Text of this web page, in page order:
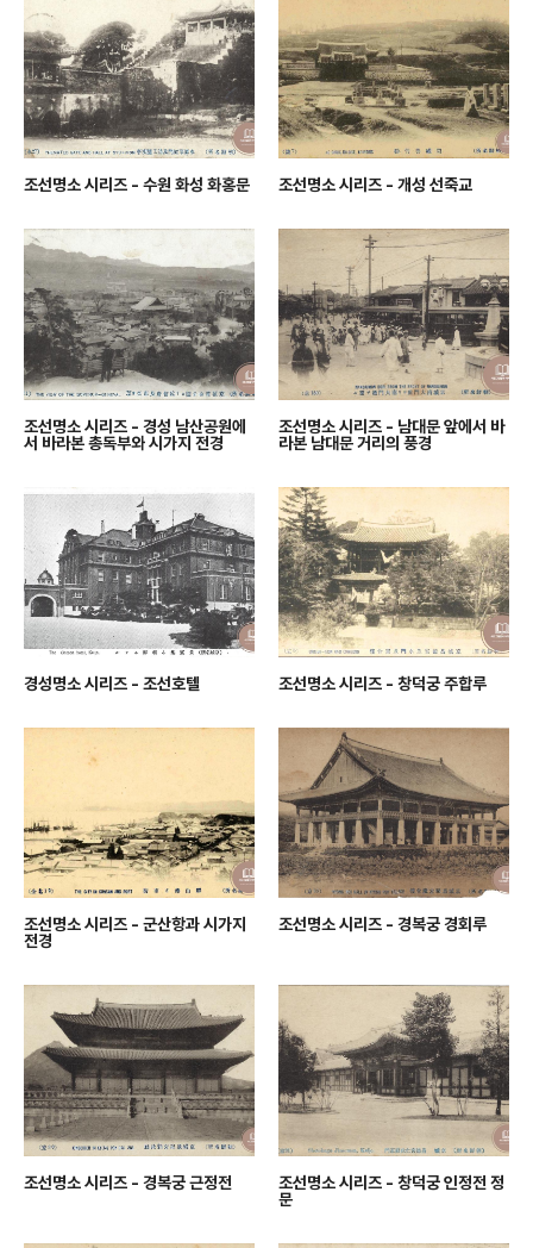
조선명소 시리즈 - 수원 화성 화홍문 조선명소 시리즈 - 개성 선죽교
조선명소 시리즈 - 경성 남산공원에
서 바라본 총독부와 시가지 전경
조선명소 시리즈 - 남대문 앞에서 바
라본 남대문 거리의 풍경
경성명소 시리즈 - 조선호텔 조선명소 시리즈 - 창덕궁 주합루
조선명소 시리즈 - 군산항과 시가지
전경
조선명소 시리즈 - 경복궁 경회루
조선명소 시리즈 - 경복궁 근정전
조선명소 시리즈 - 창덕궁 인정전 정
문